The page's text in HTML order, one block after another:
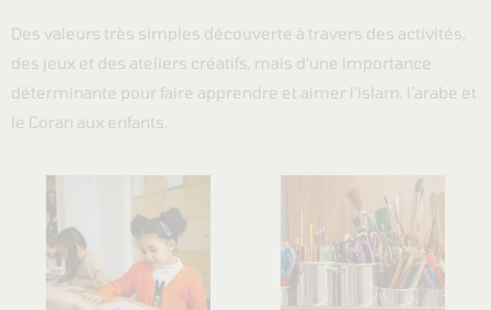
Des valeurs très simples découverte à travers des activités,
des jeux et des ateliers créatifs, mais d’une importance
déterminante pour faire apprendre et aimer l’islam, l’arabe et
le Coran aux enfants.